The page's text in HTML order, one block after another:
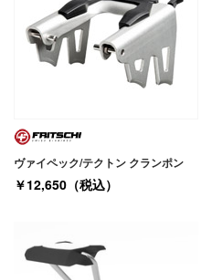
ヴァイペック/テクトン クランポン
￥12,650（税込）